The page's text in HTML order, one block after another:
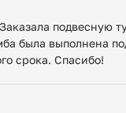
подвесную
была выполнена
срока. Спасибо!